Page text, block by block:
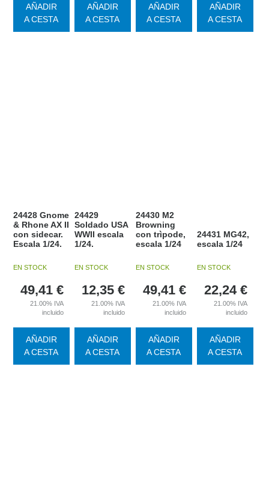
AÑADIR
A CESTA
AÑADIR
A CESTA
AÑADIR
A CESTA
AÑADIR
A CESTA
24428 Gnome
& Rhone AX II
con sidecar.
Escala 1/24.
EN STOCK
49,41 €
21.00% IVA
incluido
AÑADIR
A CESTA
24429
Soldado USA
WWII escala
1/24.
EN STOCK
12,35 €
21.00% IVA
incluido
AÑADIR
A CESTA
24430 M2
Browning
con trìpode,
escala 1/24
EN STOCK
49,41 €
21.00% IVA
incluido
AÑADIR
A CESTA
24431 MG42,
escala 1/24
EN STOCK
22,24 €
21.00% IVA
incluido
AÑADIR
A CESTA